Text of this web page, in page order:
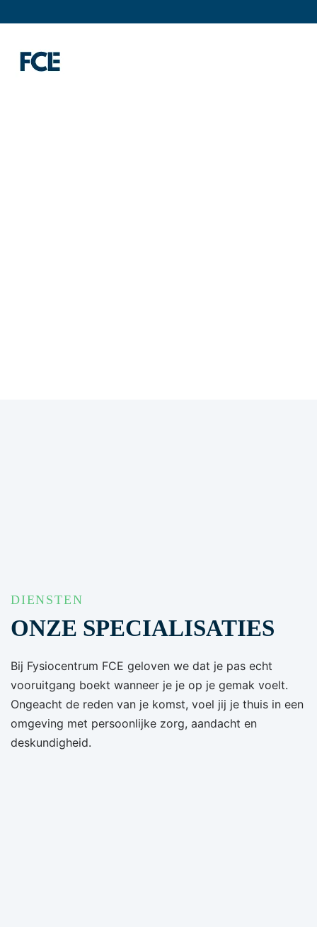
DIENSTEN
ONZE SPECIALISATIES
Bij Fysiocentrum FCE geloven we dat je pas echt
vooruitgang boekt wanneer je je op je gemak voelt.
Ongeacht de reden van je komst, voel jij je thuis in een
omgeving met persoonlijke zorg, aandacht en
deskundigheid.